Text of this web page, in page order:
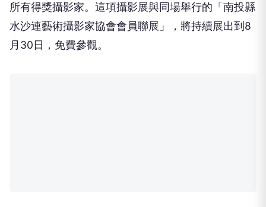
所有得獎攝影家。這項攝影展與同場舉行的「南投縣
水沙連藝術攝影家協會會員聯展」，將持續展出到8
月30日，免費參觀。